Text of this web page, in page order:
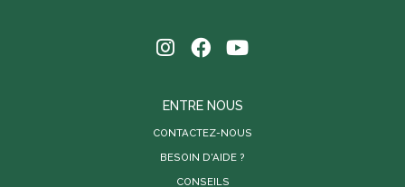
ENTRE NOUS
CONTACTEZ-NOUS
BESOIN D'AIDE ?
CONSEILS